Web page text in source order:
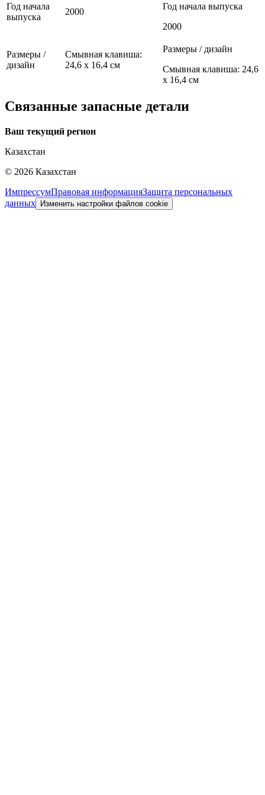
Год начала
выпуска
2000
Год начала выпуска
2000
Размеры /
дизайн
Смывная клавиша:
24,6 x 16,4 см
Размеры / дизайн
Смывная клавиша: 24,6
x 16,4 см
Связанные запасные детали
Ваш текущий регион
Казахстан
© 2026 Казахстан
ИмпрессумПравовая информацияЗащита персональных
данных
Изменить настройки файлов cookie